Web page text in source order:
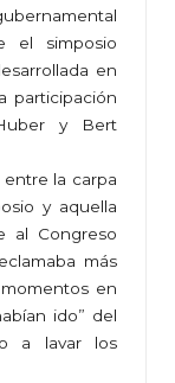
el simposio
en
participación
y Bert
la carpa
y aquella
al Congreso
más
en
ido” del
a lavar los